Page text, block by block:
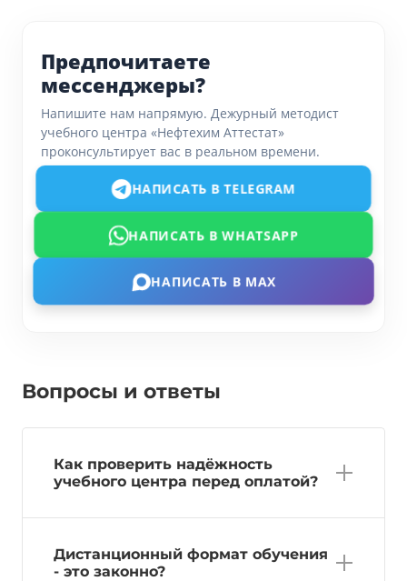
Предпочитаете
мессенджеры?
Напишите нам напрямую. Дежурный методист
учебного центра «Нефтехим Аттестат»
проконсультирует вас в реальном времени.
НАПИСАТЬ В TELEGRAM
НАПИСАТЬ В WHATSAPP
НАПИСАТЬ В MAX
Вопросы и ответы
Как проверить надёжность
учебного центра перед оплатой?
Дистанционный формат обучения
- это законно?